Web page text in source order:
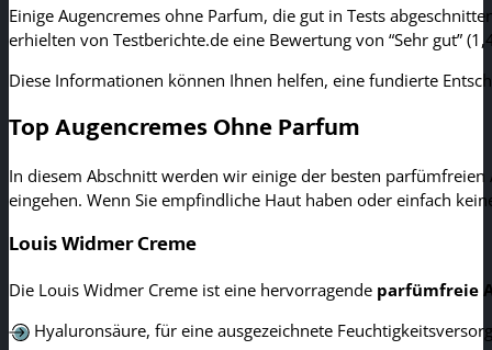
Einige Augencremes ohne Parfum, die gut in Tests
erhielten von Testberichte.de eine Bewertung von “Sehr gut”
Diese Informationen können Ihnen helfen, eine fundierte
Top Augencremes Ohne Parfum
In diesem Abschnitt werden wir einige der besten
eingehen. Wenn Sie empfindliche Haut haben oder einfach
Louis Widmer Creme
Die Louis Widmer Creme ist eine hervorragende parfümfreie
Hyaluronsäure, für eine ausgezeichnete